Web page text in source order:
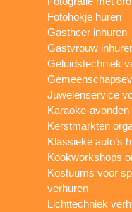
Fotohokje huren
Gastheer inhuren
Gastvrouw
Geluidstechniek
Juwelenservice
Karaoke-
Kerstmarkten
Klassieke auto’s
Kookworkshops
Kostuums voor
verhuren
Lichttechniek